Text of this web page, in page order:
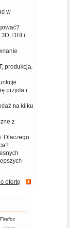
w
DHI i
produkcja,
przyda i
na kilku
z
Dlaczego
ofertę
Firefox